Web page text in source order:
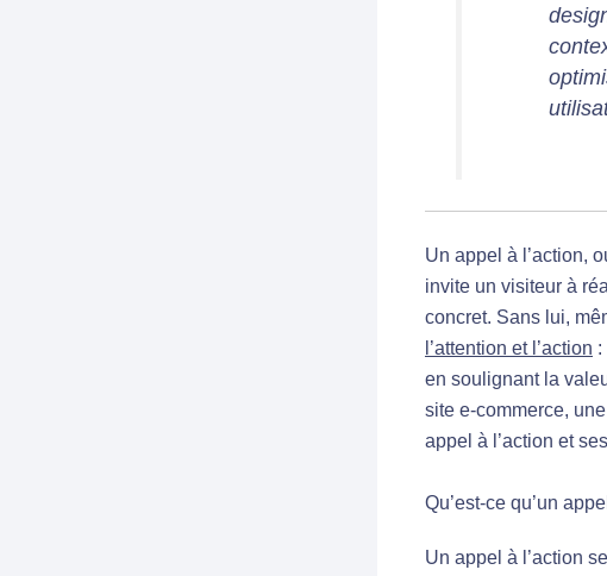
Un appel à l’action,
invite un visiteur à
concret. Sans lui,
l’attention et l’action :
en soulignant la
site e-commerce,
appel à l’action et
Qu’est-ce qu’un
Un appel à l’action